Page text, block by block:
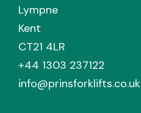
Lympne
Kent
CT21 4LR
+44 1303 237122
info@prinsforklifts.co.uk